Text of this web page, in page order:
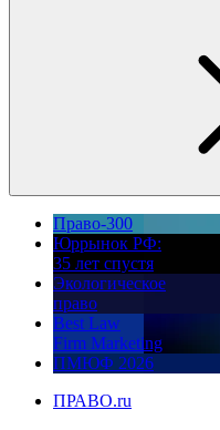
Право-300
Юррынок РФ:
35 лет спустя
Экологическое
право
Best Law
Firm Marketing
ПМЮФ 2026
ПРАВО.ru